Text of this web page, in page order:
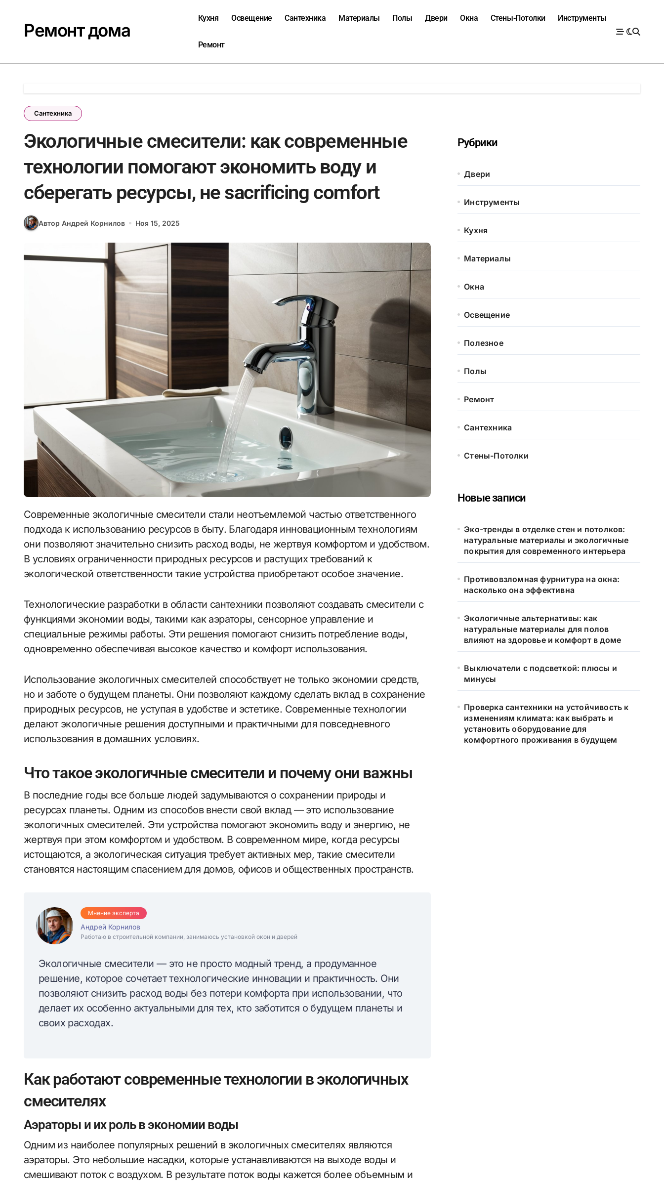
содержаниюРемонт дома
Кухня Освещение Сантехника Материалы Полы Двери Окна Стены-Потолки Инструменты
Ремонт
Сантехника
Экологичные смесители: как современные
технологии помогают экономить воду и
сберегать ресурсы, не sacrificing comfort
Автор Андрей Корнилов Ноя 15, 2025
Современные экологичные смесители стали неотъемлемой частью ответственного
подхода к использованию ресурсов в быту. Благодаря инновационным технологиям
они позволяют значительно снизить расход воды, не жертвуя комфортом и удобством.
В условиях ограниченности природных ресурсов и растущих требований к
экологической ответственности такие устройства приобретают особое значение.
Технологические разработки в области сантехники позволяют создавать смесители с
функциями экономии воды, такими как аэраторы, сенсорное управление и
специальные режимы работы. Эти решения помогают снизить потребление воды,
одновременно обеспечивая высокое качество и комфорт использования.
Использование экологичных смесителей способствует не только экономии средств,
но и заботе о будущем планеты. Они позволяют каждому сделать вклад в сохранение
природных ресурсов, не уступая в удобстве и эстетике. Современные технологии
делают экологичные решения доступными и практичными для повседневного
использования в домашних условиях.
Что такое экологичные смесители и почему они важны
В последние годы все больше людей задумываются о сохранении природы и
ресурсах планеты. Одним из способов внести свой вклад — это использование
экологичных смесителей. Эти устройства помогают экономить воду и энергию, не
жертвуя при этом комфортом и удобством. В современном мире, когда ресурсы
истощаются, а экологическая ситуация требует активных мер, такие смесители
становятся настоящим спасением для домов, офисов и общественных пространств.
Мнение эксперта
Андрей Корнилов
Работаю в строительной компании, занимаюсь установкой окон и дверей
Экологичные смесители — это не просто модный тренд, а продуманное
решение, которое сочетает технологические инновации и практичность. Они
позволяют снизить расход воды без потери комфорта при использовании, что
делает их особенно актуальными для тех, кто заботится о будущем планеты и
своих расходах.
Как работают современные технологии в экологичных
смесителях
Аэраторы и их роль в экономии воды
Одним из наиболее популярных решений в экологичных смесителях являются
аэраторы. Это небольшие насадки, которые устанавливаются на выходе воды и
смешивают поток с воздухом. В результате поток воды кажется более объемным и
Рубрики
Двери
Инструменты
Кухня
Материалы
Окна
Освещение
Полезное
Полы
Ремонт
Сантехника
Стены-Потолки
Новые записи
Эко-тренды в отделке стен и потолков:
натуральные материалы и экологичные
покрытия для современного интерьера
Противовзломная фурнитура на окна:
насколько она эффективна
Экологичные альтернативы: как
натуральные материалы для полов
влияют на здоровье и комфорт в доме
Выключатели с подсветкой: плюсы и
минусы
Проверка сантехники на устойчивость к
изменениям климата: как выбрать и
установить оборудование для
комфортного проживания в будущем